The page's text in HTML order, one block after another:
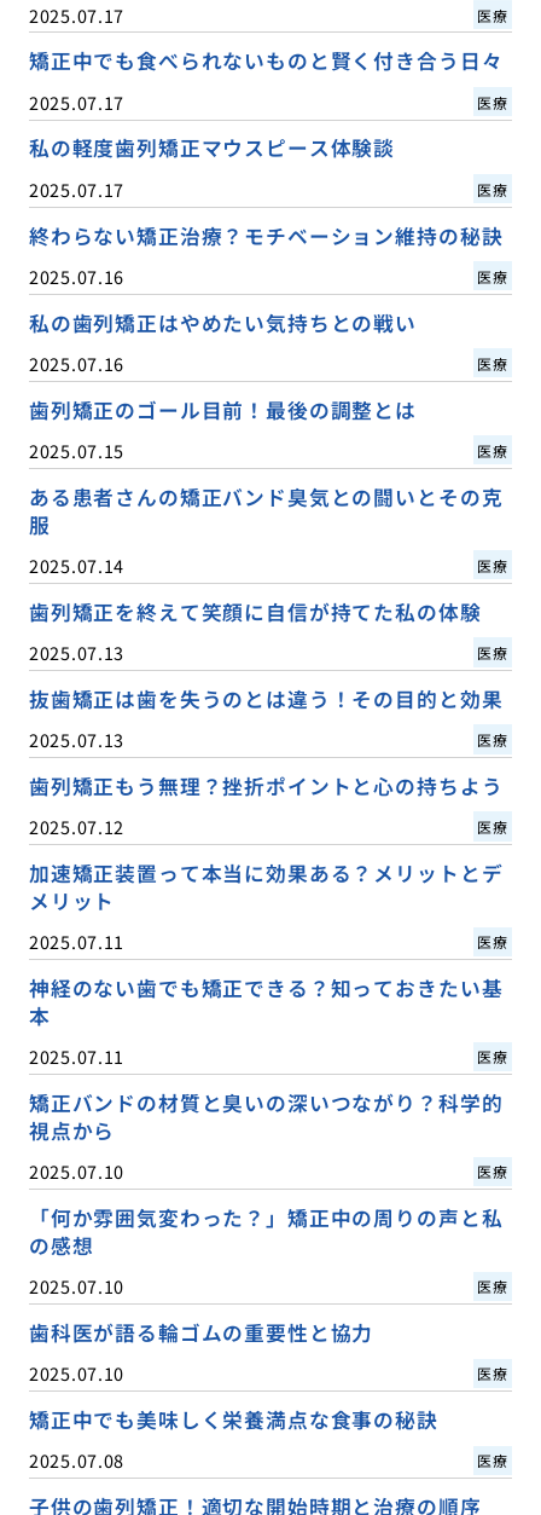
2025.07.17 医療
矯正中でも食べられないものと賢く付き合う日々
2025.07.17 医療
私の軽度歯列矯正マウスピース体験談
2025.07.17 医療
終わらない矯正治療？モチベーション維持の秘訣
2025.07.16 医療
私の歯列矯正はやめたい気持ちとの戦い
2025.07.16 医療
歯列矯正のゴール目前！最後の調整とは
2025.07.15 医療
ある患者さんの矯正バンド臭気との闘いとその克
服
2025.07.14 医療
歯列矯正を終えて笑顔に自信が持てた私の体験
2025.07.13 医療
抜歯矯正は歯を失うのとは違う！その目的と効果
2025.07.13 医療
歯列矯正もう無理？挫折ポイントと心の持ちよう
2025.07.12 医療
加速矯正装置って本当に効果ある？メリットとデ
メリット
2025.07.11 医療
神経のない歯でも矯正できる？知っておきたい基
本
2025.07.11 医療
矯正バンドの材質と臭いの深いつながり？科学的
視点から
2025.07.10 医療
「何か雰囲気変わった？」矯正中の周りの声と私
の感想
2025.07.10 医療
歯科医が語る輪ゴムの重要性と協力
2025.07.10 医療
矯正中でも美味しく栄養満点な食事の秘訣
2025.07.08 医療
子供の歯列矯正！適切な開始時期と治療の順序